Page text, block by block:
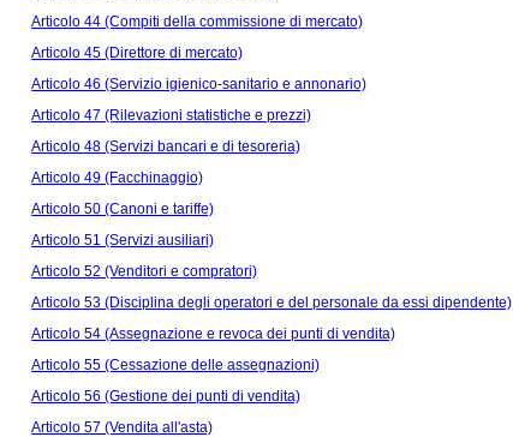
Articolo 44 (Compiti della commissione di mercato)
Articolo 45 (Direttore di mercato)
Articolo 46 (Servizio igienico-sanitario e annonario)
Articolo 47 (Rilevazioni statistiche e prezzi)
Articolo 48 (Servizi bancari e di tesoreria)
Articolo 49 (Facchinaggio)
Articolo 50 (Canoni e tariffe)
Articolo 51 (Servizi ausiliari)
Articolo 52 (Venditori e compratori)
Articolo 53 (Disciplina degli operatori e del personale da essi dipendente)
Articolo 54 (Assegnazione e revoca dei punti di vendita)
Articolo 55 (Cessazione delle assegnazioni)
Articolo 56 (Gestione dei punti di vendita)
Articolo 57 (Vendita all'asta)